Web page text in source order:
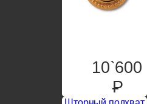
10`600
P